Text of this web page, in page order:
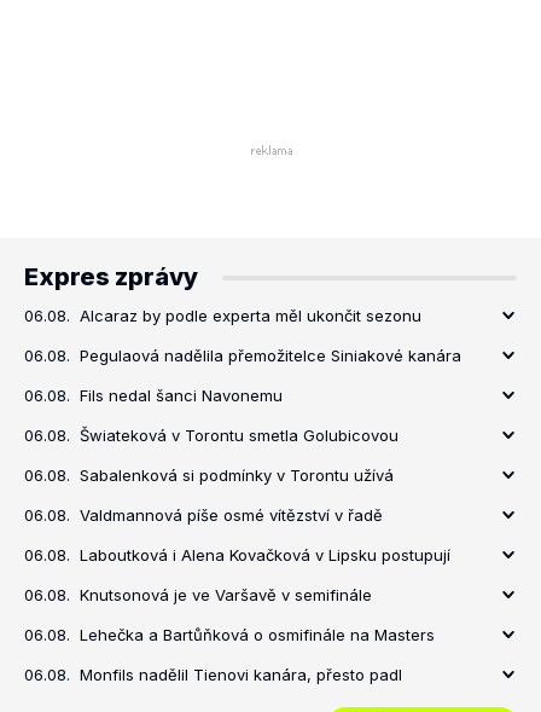
Expres zprávy
06.08. Alcaraz by podle experta měl ukončit sezonu
06.08. Pegulaová nadělila přemožitelce Siniakové kanára
06.08. Fils nedal šanci Navonemu
06.08. Šwiateková v Torontu smetla Golubicovou
06.08. Sabalenková si podmínky v Torontu užívá
06.08. Valdmannová píše osmé vítězství v řadě
06.08. Laboutková i Alena Kovačková v Lipsku postupují
06.08. Knutsonová je ve Varšavě v semifinále
06.08. Lehečka a Bartůňková o osmifinále na Masters
06.08. Monfils nadělil Tienovi kanára, přesto padl